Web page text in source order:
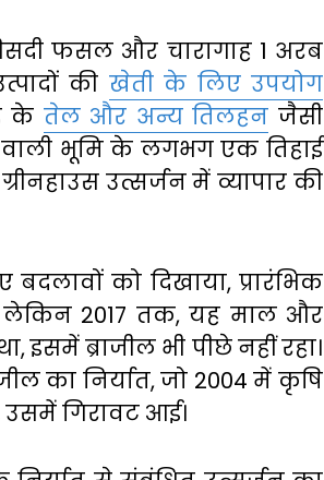
फसल और चारागाह 1 अरब
की खेती के लिए उपयोग
के तेल और अन्य तिलहन जैसी
भूमि के लगभग एक तिहाई
उत्सर्जन में व्यापार की
को दिखाया, प्रारंभिक
लेकिन 2017 तक, यह माल और
ब्राजील भी पीछे नहीं रहा।
का निर्यात, जो 2004 में कृषि
गिरावट आई।